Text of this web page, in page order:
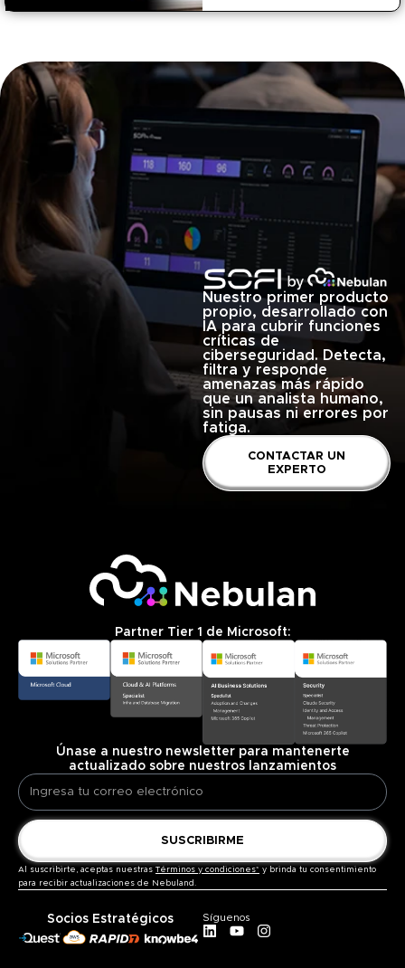
Nuestro primer producto
propio, desarrollado con
IA para cubrir funciones
críticas de
ciberseguridad. Detecta,
filtra y responde
amenazas más rápido
que un analista humano,
sin pausas ni errores por
fatiga.
CONTACTAR UN
EXPERTO
Partner Tier 1 de Microsoft:
Únase a nuestro newsletter para mantenerte
actualizado sobre nuestros lanzamientos
SUSCRIBIRME
Al suscribirte, aceptas nuestras Términos y condiciones* y brinda tu consentimiento
para recibir actualizaciones de Nebuland.
Socios Estratégicos Síguenos